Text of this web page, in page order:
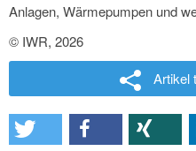
Anlagen, Wärmepumpen und
© IWR, 2026
Artikel